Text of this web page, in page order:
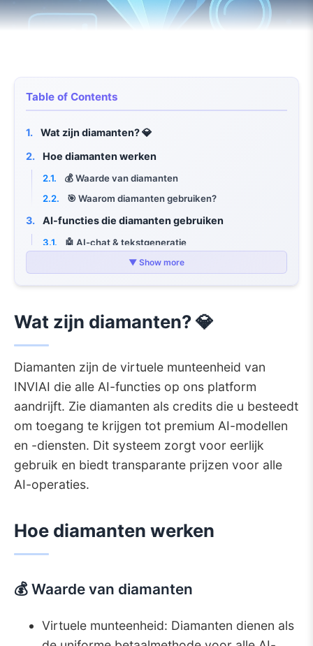
Table of Contents
1.
Wat zijn diamanten? 💎
2.
Hoe diamanten werken
2.1.
💰 Waarde van diamanten
2.2.
🎯 Waarom diamanten gebruiken?
3. AI-functies die diamanten gebruiken
3.1.
🤖 AI-chat & tekstgeneratie
🎨 AI-afbeeldingengeneratie
4. Pakkettypes & diamantverdeling
4.1.
4.2. 💼 Betaalde pakketten
5. Diamantbeheer
5.1. 📊 Uw gebruik bijhouden
5.2. 🔄 Slimme functies
5.3. 📈 Diamantbeloningen
6. Diamantbeveiliging & bescherming
7. Optimalisatiestrategieën
8.1. 🚀 Snelle startgids
▼ Show more
Wat zijn diamanten? 💎
Diamanten zijn de virtuele munteenheid van
INVIAI die alle AI-functies op ons platform
aandrijft. Zie diamanten als credits die u besteedt
om toegang te krijgen tot premium AI-modellen
en -diensten. Dit systeem zorgt voor eerlijk
gebruik en biedt transparante prijzen voor alle
AI-operaties.
Hoe diamanten werken
💰 Waarde van diamanten
Virtuele munteenheid: Diamanten dienen als